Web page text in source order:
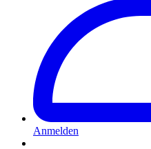
Anmelden